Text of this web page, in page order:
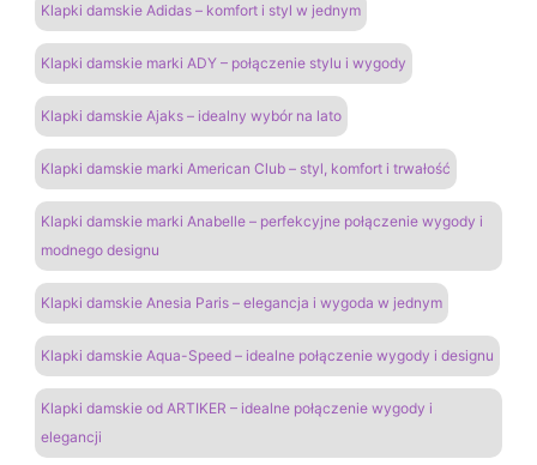
Klapki damskie Adidas – komfort i styl w jednym
Klapki damskie marki ADY – połączenie stylu i wygody
Klapki damskie Ajaks – idealny wybór na lato
Klapki damskie marki American Club – styl, komfort i trwałość
Klapki damskie marki Anabelle – perfekcyjne połączenie wygody i
modnego designu
Klapki damskie Anesia Paris – elegancja i wygoda w jednym
Klapki damskie Aqua-Speed – idealne połączenie wygody i designu
Klapki damskie od ARTIKER – idealne połączenie wygody i
elegancji